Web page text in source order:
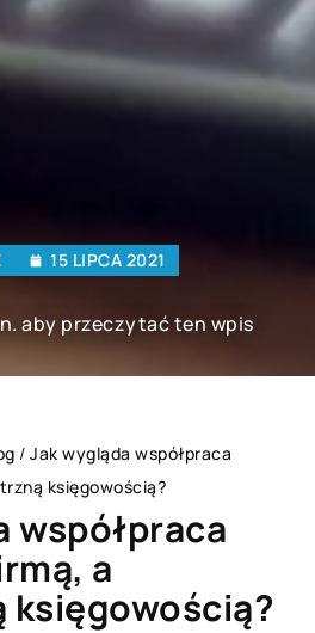
15 LIPCA 2021
aby przeczytać ten wpis
/ Jak wygląda współpraca
księgowością?
współpraca
a